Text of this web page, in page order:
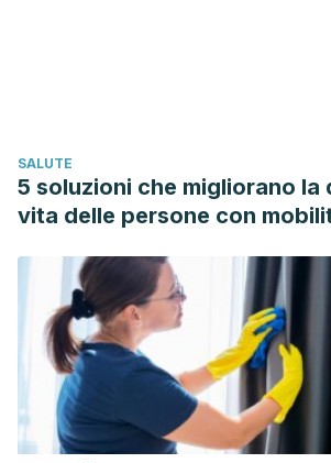
Paola, Lozada Iván, Rubio Julio,
Efecto de la maca roja (Lepidium
niveles de IFN-γ en ratas
med. exp. salud publica [Internet].
Dic 17] ; 31( 4 ): 683-688. Disponible
http://www.scielo.org.pe/scielo.php?
script=sci_arttext&
;pid=S1726-
46342014000400010&lng=es.
Quelca Tancara Beatriz, Solares
Jacqueline, Velez Grover, Salcedo
SALUTE
5 soluzioni che migliorano la
vita delle persone con